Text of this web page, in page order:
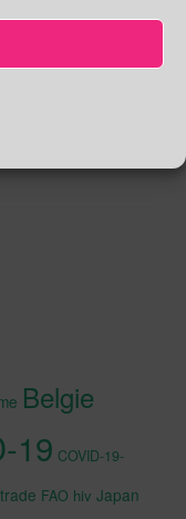
te
Belgie
19 COVID-19-
FAO hiv Japan